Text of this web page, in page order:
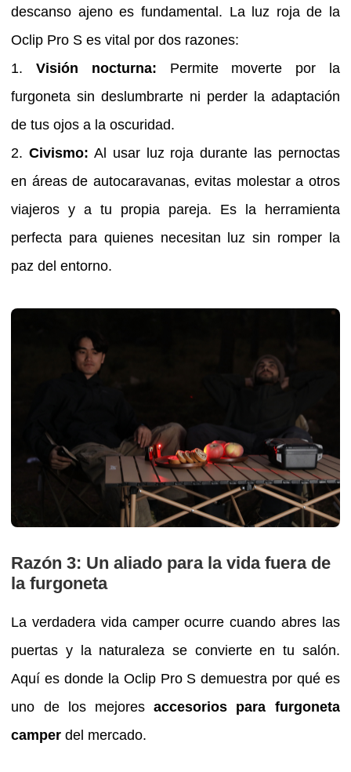
descanso ajeno es fundamental. La luz roja de la
Oclip Pro S es vital por dos razones:
1.Visión nocturna: Permite moverte por la
furgoneta sin deslumbrarte ni perder la adaptación
de tus ojos a la oscuridad.
2.Civismo: Al usar luz roja durante las pernoctas
en áreas de autocaravanas, evitas molestar a otros
viajeros y a tu propia pareja. Es la herramienta
perfecta para quienes necesitan luz sin romper la
paz del entorno.
Razón 3: Un aliado para la vida fuera de
la furgoneta
La verdadera vida camper ocurre cuando abres las
puertas y la naturaleza se convierte en tu salón.
Aquí es donde la Oclip Pro S demuestra por qué es
uno de los mejoresaccesorios para furgoneta
camper del mercado.